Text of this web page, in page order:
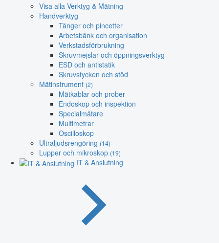
Visa alla Verktyg & Mätning
Handverktyg
Tänger och pincetter
Arbetsbänk och organisation
Verkstadsförbrukning
Skruvmejslar och öppningsverktyg
ESD och antistatik
Skruvstycken och stöd
Mätinstrument (2)
Mätkablar och prober
Endoskop och inspektion
Specialmätare
Multimetrar
Oscilloskop
Ultraljudsrengöring (14)
Lupper och mikroskop (19)
IT & Anslutning